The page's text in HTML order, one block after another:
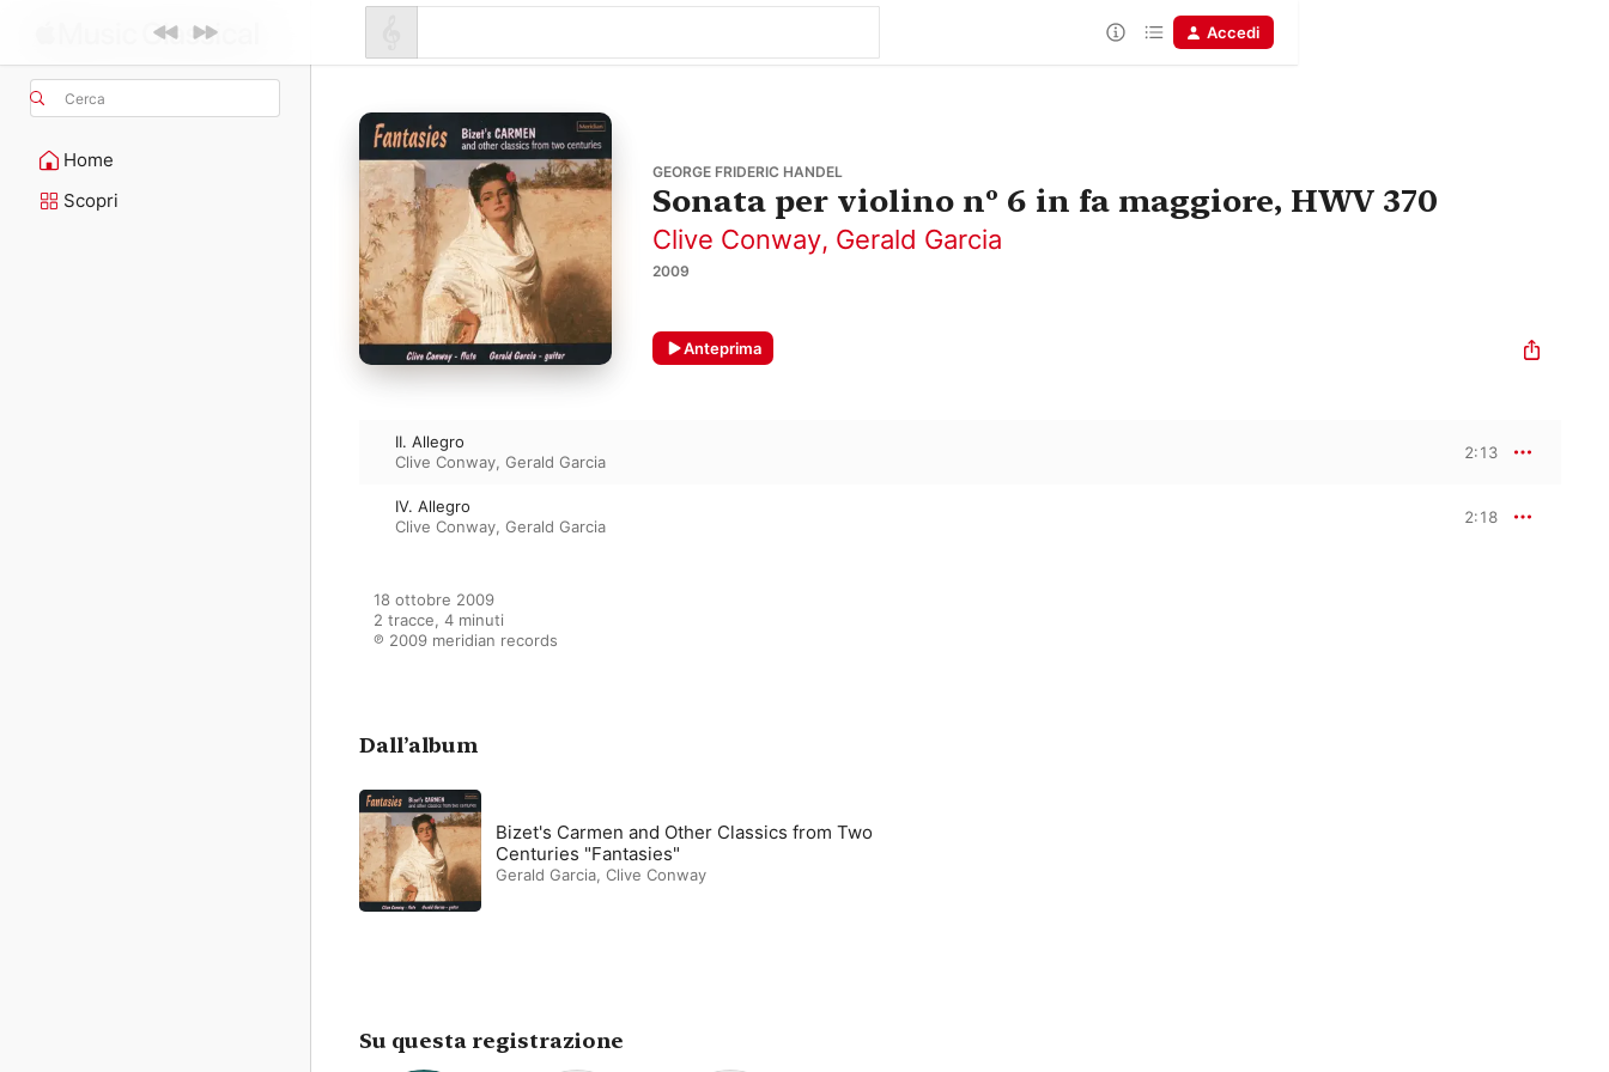
Cerca
Home
Scopri
Accedi
GEORGE FRIDERIC HANDEL
Sonata per violino nº 6 in fa maggiore, HWV 370
Clive Conway, Gerald Garcia
2009
Anteprima
II. Allegro
Clive Conway, Gerald Garcia
2:13
IV. Allegro
Clive Conway, Gerald Garcia
2:18
18 ottobre 2009
2 tracce, 4 minuti
℗ 2009 meridian records
Dall’album
Bizet's Carmen and Other Classics from Two
Centuries "Fantasies"
Gerald Garcia, Clive Conway
Su questa registrazione